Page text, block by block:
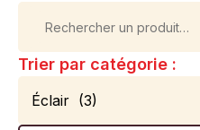
Search
for:
Trier par catégorie :